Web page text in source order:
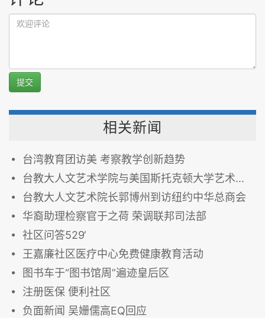
提交
相关新闻
台湾教育团访美 考察教学创新趋势
台教大人文艺术学院与美国斯托克顿大学艺术与人文学院结为友好学院
台教大人文艺术院长郭博州到访纽约中华总商会
华裔助理检察官于之荷 荣调联邦司法部
社区问答529‘
王嘉廉社区医疗中心免费健康教育活动
图书车于“图书馆周”遍迹皇后区
注册医保 便利社区
负面新闻 吴姗儒高EQ回应